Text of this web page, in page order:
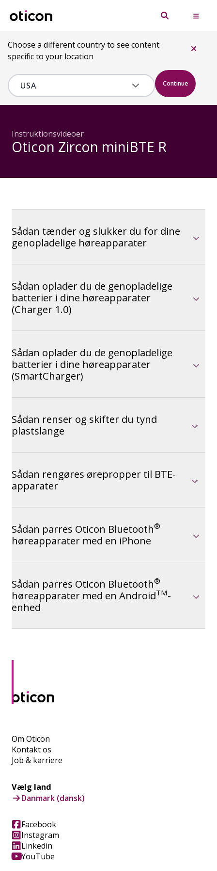
Choose a different country to see content
specific to your location
Continue
Instruktionsvideoer
Oticon Zircon miniBTE R
Sådan tænder og slukker du for dine
genopladelige høreapparater
Sådan oplader du de genopladelige
batterier i dine høreapparater
(Charger 1.0)
Sådan oplader du de genopladelige
batterier i dine høreapparater
(SmartCharger)
Sådan renser og skifter du tynd
plastslange
Sådan rengøres ørepropper til BTE-
apparater
Sådan parres Oticon Bluetooth®
høreapparater med en iPhone
Sådan parres Oticon Bluetooth®
høreapparater med en AndroidTM-
enhed
Om Oticon
Kontakt os
Job & karriere
Vælg land
Danmark (dansk)
Facebook
Instagram
Linkedin
YouTube